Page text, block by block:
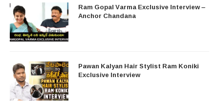
Ram Gopal Varma Exclusive Interview –
Anchor Chandana
Pawan Kalyan Hair Stylist Ram Koniki
Exclusive Interview